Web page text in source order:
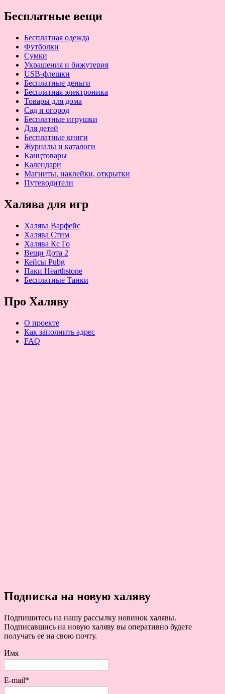
Бесплатные вещи
Бесплатная одежда
Футболки
Сумки
Украшения и бижутерия
USB-флешки
Бесплатные деньги
Бесплатная электроника
Товары для дома
Сад и огород
Бесплатные игрушки
Для детей
Бесплатные книги
Журналы и каталоги
Канцтовары
Календари
Магниты, наклейки, открытки
Путеводители
Халява для игр
Халява Варфейс
Халява Стим
Халява Кс Го
Вещи Дота 2
Кейсы Pubg
Паки Hearthstone
Бесплатные Танки
Про Халяву
О проекте
Как заполнить адрес
FAQ
Подписка на новую халяву
Подпишитесь на нашу рассылку новинок халявы.
Подписавшись на новую халяву вы оперативно будете
получать ее на свою почту.
Имя
E-mail*